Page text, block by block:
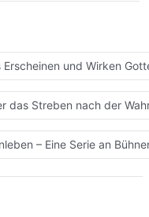
und Wirken
das Streben nach der
– Eine Serie an